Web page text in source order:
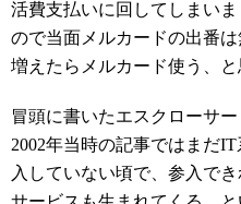
活費支払いに回してしまい
ので当面メルカードの出番
増えたらメルカード使う、と
冒頭に書いたエスクローサ
2002年当時の記事ではまだ
入していない頃で、参入で